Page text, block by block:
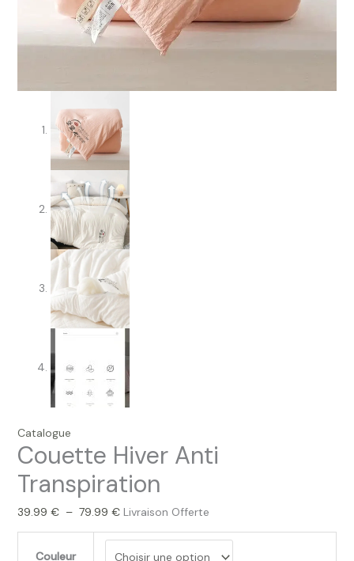
Catalogue
Couette Hiver Anti
Transpiration
39.99 € – 79.99 € Livraison Offerte
Couleur